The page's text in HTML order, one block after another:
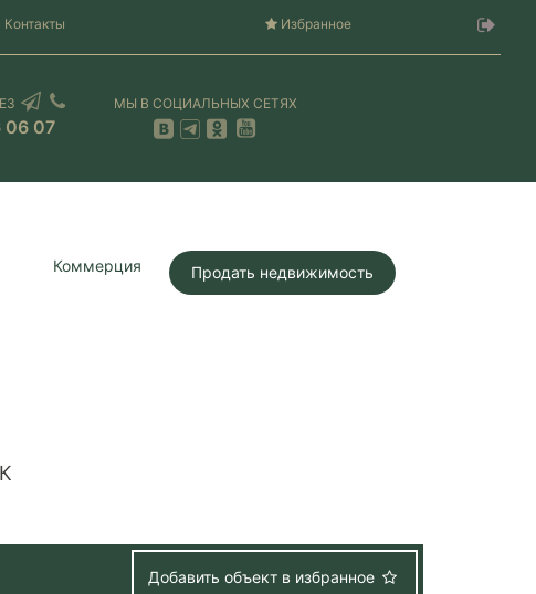
Контакты Избранное
06 07
МЫ В СОЦИАЛЬНЫХ СЕТЯХ
Коммерция Продать недвижимость
Добавить объект в избранное